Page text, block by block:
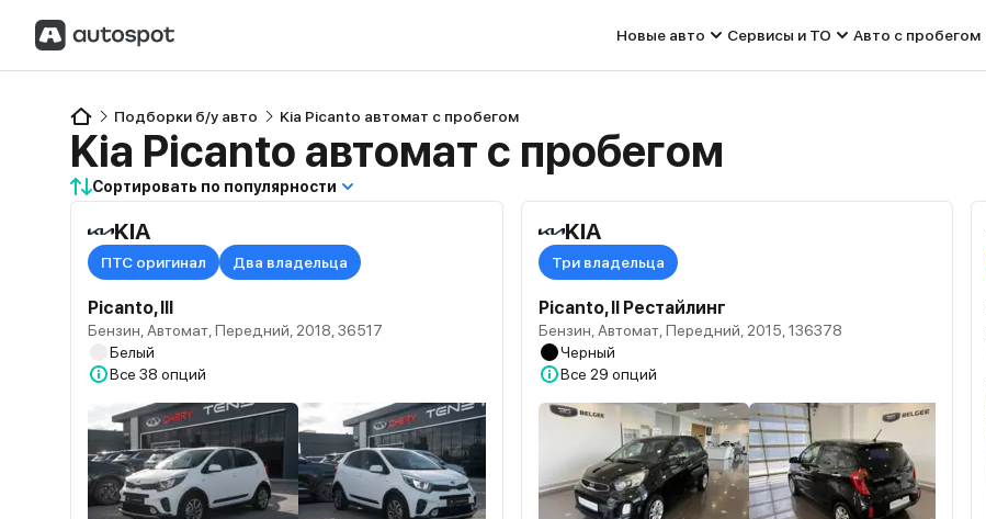
Новые авто Сервисы и ТО Авто с пробегом
Подборки б/у авто Kia Picanto автомат с пробегом
Kia Picanto автомат с пробегом
Сортировать по популярности
KIA
ПТС оригинал Два владельца
Picanto, III
Бензин, Автомат, Передний, 2018, 36517
Белый
Все 38 опций
KIA
Три владельца
Picanto, II Рестайлинг
Бензин, Автомат, Передний, 2015, 136378
Черный
Все 29 опций